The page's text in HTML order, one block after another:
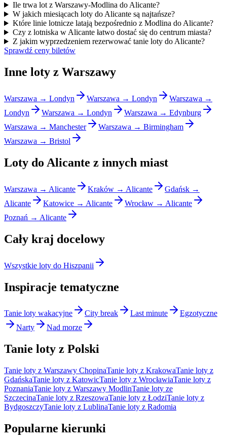
Ile trwa lot z Warszawy-Modlina do Alicante?
W jakich miesiącach loty do Alicante są najtańsze?
Które linie lotnicze latają bezpośrednio z Modlina do Alicante?
Czy z lotniska w Alicante łatwo dostać się do centrum miasta?
Z jakim wyprzedzeniem rezerwować tanie loty do Alicante?
Sprawdź ceny biletów
Inne loty z Warszawy
Warszawa → Londyn Warszawa → Londyn
Warszawa →
Londyn
Warszawa → Londyn
Warszawa → Edynburg
Warszawa → Manchester
Warszawa → Birmingham
Warszawa → Bristol
Loty do Alicante z innych miast
Warszawa → Alicante Kraków → Alicante
Gdańsk →
Alicante
Katowice → Alicante
Wrocław → Alicante
Poznań → Alicante
Cały kraj docelowy
Wszystkie loty do Hiszpanii
Inspiracje tematyczne
Tanie loty wakacyjne City break Last minute
Egzotyczne
Narty
Nad morze
Tanie loty z Polski
Tanie loty z Warszawy ChopinaTanie loty z KrakowaTanie loty z
GdańskaTanie loty z KatowicTanie loty z WrocławiaTanie loty z
PoznaniaTanie loty z Warszawy ModlinTanie loty ze
SzczecinaTanie loty z RzeszowaTanie loty z ŁodziTanie loty z
BydgoszczyTanie loty z LublinaTanie loty z Radomia
Popularne kierunki